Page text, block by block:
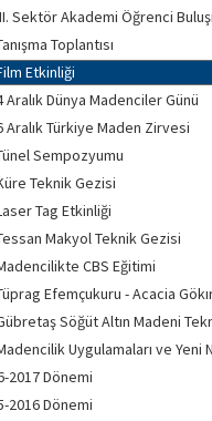
Sektör Akademi Öğrenci
Toplantısı
Etkinliği
Aralık Dünya Madenciler Günü
Aralık Türkiye Maden Zirvesi
Sempozyumu
Teknik Gezisi
Tag Etkinliği
Makyol Teknik Gezisi
CBS Eğitimi
Söğüt Altın Madeni
2017 Dönemi
2016 Dönemi